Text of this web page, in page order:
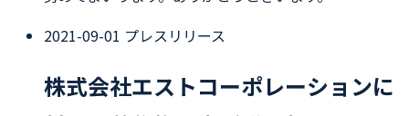
2021-09-01 プレスリリース
株式会社エストコーポレーションに